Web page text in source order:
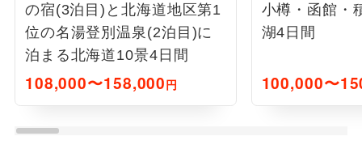
の宿(3泊目)と北海道地区第1
位の名湯登別温泉(2泊目)に
泊まる北海道10景4日間
108,000〜158,000円
小樽・函館・
湖4日間
100,000〜